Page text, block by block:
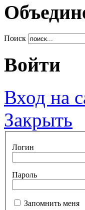
Поиск
Войти
Вход на
Закрыть
Логин
Пароль
Запомнить меня